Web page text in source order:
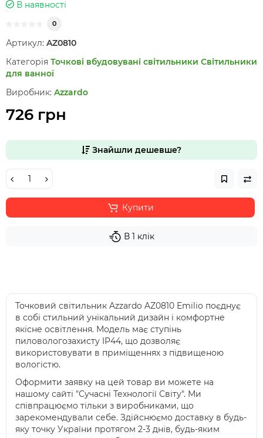
В наявності
0
Артикул: AZ0810
Категорія Точкові вбудовувані світильники Світильники
для ванної
Виробник: Azzardo
726 грн
Знайшли дешевше?
Купити
В 1 клік
Точковий світильник Azzardo AZ0810 Emilio поєднує
в собі стильний унікальний дизайн і комфортне
якісне освітлення. Модель має ступінь
пиловологозахисту IP44, що дозволяє
використовувати в приміщеннях з підвищеною
вологістю.
Оформити заявку на цей товар ви можете на
нашому сайті "Сучасні Технології Світу". Ми
співпрацюємо тільки з виробниками, що
зарекомендували себе. Здійснюємо доставку в будь-
яку точку України протягом 2-3 днів, будь-яким